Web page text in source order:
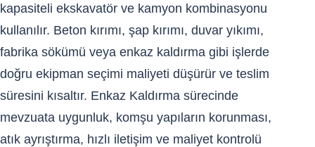
kapasiteli ekskavatör ve kamyon kombinasyonu
kullanılır. Beton kırımı, şap kırımı, duvar yıkımı,
fabrika sökümü veya enkaz kaldırma gibi işlerde
doğru ekipman seçimi maliyeti düşürür ve teslim
süresini kısaltır. Enkaz Kaldırma sürecinde
mevzuata uygunluk, komşu yapıların korunması,
atık ayrıştırma, hızlı iletişim ve maliyet kontrolü